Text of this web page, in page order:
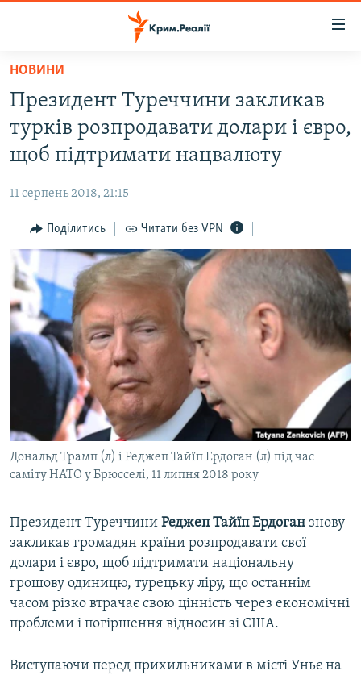
Перейти
основного
матеріалу
Перейти
до
основної
навігації
Перейти
пошуку
ВОДА.КРИМ
ВІДЕО ТА ФОТО
БЛОГИ
ПОГЛЯД
ІНТЕРВ'Ю
ВСЕ ЗА ДЕНЬ
СПЕЦПРОЕКТИ
ДЕПОРТАЦІЯ
ВІДЕОУРОКИ «ELIFBE»
СВІДЧЕННЯ ОКУПАЦІЇ
УКРАЇНСЬКА ПРОБЛЕМА КРИМУ
ІНФОГРАФІКА
ЯК ОБІЙТИ БЛОКУВАННЯ
Русский
Qırımtatar
ДОЛУЧАЙСЯ!
Усі сайти RFE/RL
НОВИНИ
Президент Туреччини закликав
турків розпродавати долари і євро,
щоб підтримати нацвалюту
11 серпень 2018, 21:15
Поділитись Читати без VPN
Дональд Трамп (л) і Реджеп Тайїп Ердоган (л) під час
саміту НАТО у Брюсселі, 11 липня 2018 року
Президент Туреччини Реджеп Тайїп Ердоган знову
закликав громадян країни розпродавати свої
долари і євро, щоб підтримати національну
грошову одиницю, турецьку ліру, що останнім
часом різко втрачає свою цінність через економічні
проблеми і погіршення відносин зі США.
Виступаючи перед прихильниками в місті Уньє на